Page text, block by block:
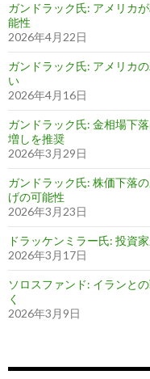
ガンドラック氏: アメリカ
能性
2026年4月22日
ガンドラック氏: アメリカ
い
2026年4月16日
ガンドラック氏: 金相場下
増しを推奨
2026年3月29日
ガンドラック氏: 株価下落
げの可能性
2026年3月23日
ドラッケンミラー氏: 投資
2026年3月17日
ソロスファンド: イランと
く
2026年3月9日